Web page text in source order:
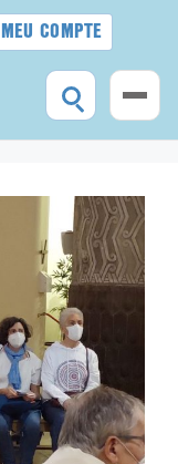
MEU COMPTE